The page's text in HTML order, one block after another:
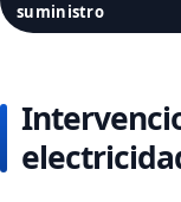
suministro